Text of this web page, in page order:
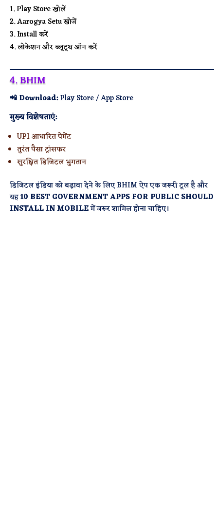
Play Store खोलें
Aarogya Setu खोजें
Install करें
लोकेशन और ब्लूटूथ ऑन करें
4. BHIM
📲 Download:Play Store / App Store
मुख्य विशेषताएं:
UPI आधारित पेमेंट
तुरंत पैसा ट्रांसफर
सुरक्षित डिजिटल भुगतान
डिजिटल इंडिया को बढ़ावा देने के लिए BHIM ऐप एक जरूरी टूल है और
यह10 BEST GOVERNMENT APPS FOR PUBLIC SHOULD
INSTALL IN MOBILEमें जरूर शामिल होना चाहिए।